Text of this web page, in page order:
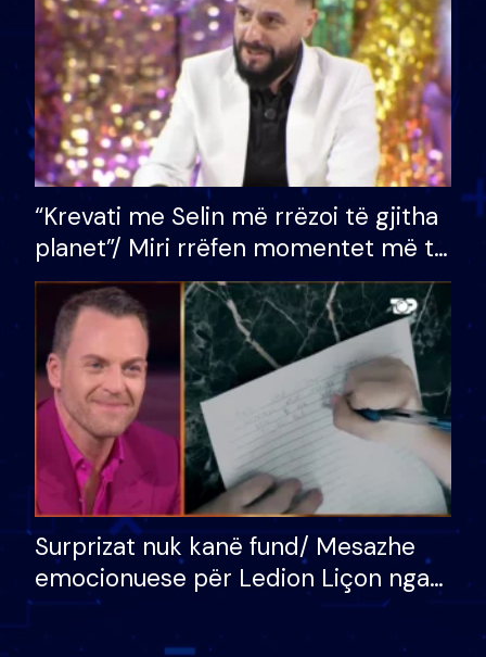
“Krevati me Selin më rrëzoi të gjitha
planet”/ Miri rrëfen momentet më të
bukura në shtëpinë e BB VIP: Do më
mungojë zilja e mëngjesit kur…
Surprizat nuk kanë fund/ Mesazhe
emocionuese për Ledion Liçon nga
nëna dhe fëmijët e tij, moderatori
nuk i mban dot lotët: Nuk meritoj…